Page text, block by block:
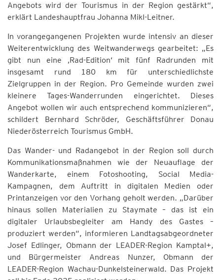
Angebots wird der Tourismus in der Region gestärkt“,
erklärt Landeshauptfrau Johanna Mikl-Leitner.
In vorangegangenen Projekten wurde intensiv an dieser
Weiterentwicklung des Weitwanderwegs gearbeitet: „Es
gibt nun eine ‚Rad-Edition‘ mit fünf Radrunden mit
insgesamt rund 180 km für unterschiedlichste
Zielgruppen in der Region. Pro Gemeinde wurden zwei
kleinere Tages-Wanderrunden eingerichtet. Dieses
Angebot wollen wir auch entsprechend kommunizieren“,
schildert Bernhard Schröder, Geschäftsführer Donau
Niederösterreich Tourismus GmbH.
Das Wander- und Radangebot in der Region soll durch
Kommunikationsmaßnahmen wie der Neuauflage der
Wanderkarte, einem Fotoshooting, Social Media-
Kampagnen, dem Auftritt in digitalen Medien oder
Printanzeigen vor den Vorhang geholt werden. „Darüber
hinaus sollen Materialien zu Staymate – das ist ein
digitaler Urlaubsbegleiter am Handy des Gastes –
produziert werden“, informieren Landtagsabgeordneter
Josef Edlinger, Obmann der LEADER-Region Kamptal+,
und Bürgermeister Andreas Nunzer, Obmann der
LEADER-Region Wachau-Dunkelsteinerwald. Das Projekt